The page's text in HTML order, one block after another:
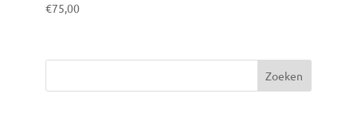
€75,00